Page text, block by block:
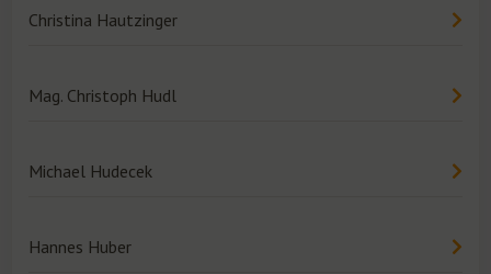
Christina Hautzinger
Mag. Christoph Hudl
Michael Hudecek
Hannes Huber